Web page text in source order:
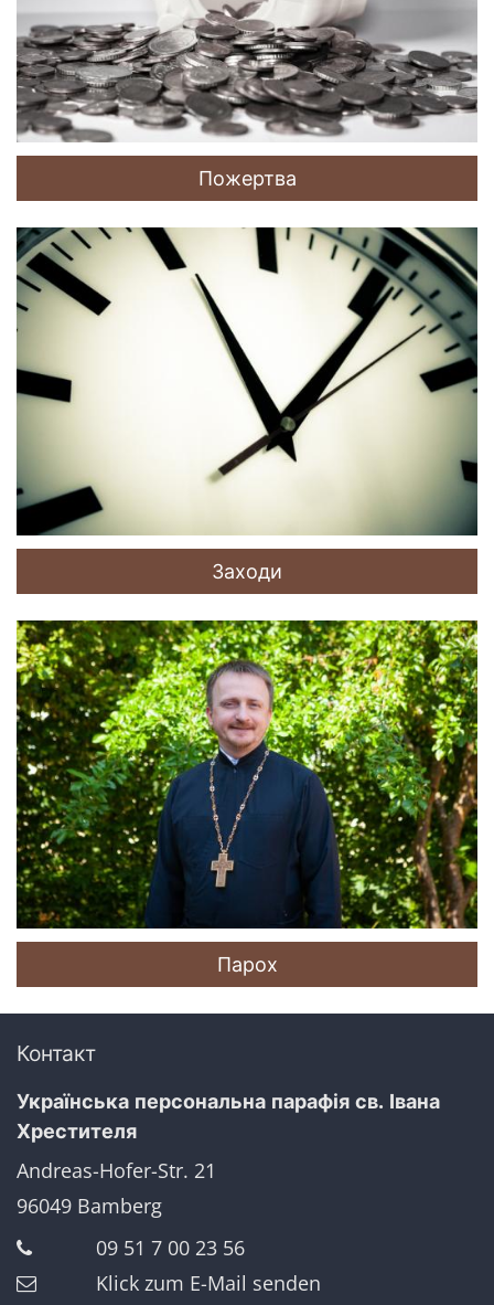
Пожертва
Заходи
Парох
Контакт
Українська персональна парафія св. Івана
Хрестителя
Andreas-Hofer-Str. 21
96049 Bamberg
09 51 7 00 23 56
Klick zum E-Mail senden